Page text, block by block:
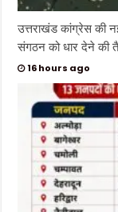
उत्तराखंड कांग्रेस की
संगठन को धार देने की
16 hours ago